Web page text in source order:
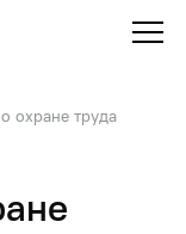
охране труда